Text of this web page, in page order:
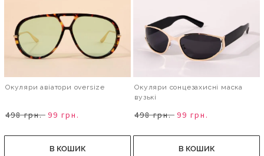
Окуляри авіатори oversize
498 грн. 99 грн.
В КОШИК
Окуляри сонцезахисні маска
вузькі
498 грн. 99 грн.
В КОШИК